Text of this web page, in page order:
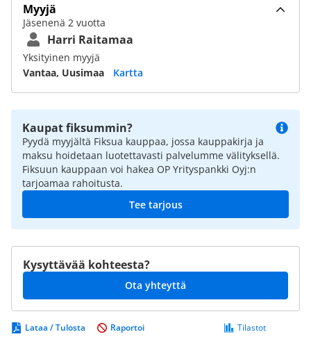
Myyjä
Jäsenenä 2 vuotta
Harri Raitamaa
Yksityinen myyjä
Vantaa, Uusimaa
Kartta
Kaupat fiksummin?
Pyydä myyjältä Fiksua kauppaa, jossa kauppakirja ja
maksu hoidetaan luotettavasti palvelumme välityksellä.
Fiksuun kauppaan voi hakea OP Yrityspankki Oyj:n
tarjoamaa rahoitusta.
Tee tarjous
Kysyttävää kohteesta?
Ota yhteyttä
Lataa / Tulosta Tilastot
Raportoi